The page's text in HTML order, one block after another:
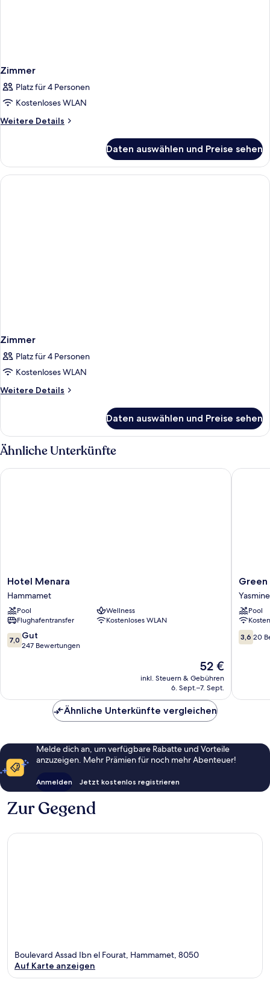
Zimmer
Platz für 4 Personen
Kostenloses WLAN
Weitere Details
Weitere
Daten auswählen und Preise sehen
Zimmer
Platz für 4 Personen
Kostenloses WLAN
Weitere Details
Weitere
Daten auswählen und Preise sehen
Ähnliche Unterkünfte
Hotel
Menara
Hammamet
Hotel Menara
Hammamet
Pool
Wellness
Flughafentransfer
Kostenloses WLAN
7.0
von
7,0 Gut
247 Bewertungen
Der
Preis
beträgt
52 €
inkl. Steuern & Gebühren
6. Sept.–7. Sept.
Hotel Menara
Green
Golf
Yasmine
Pool
3.6
von
3,6 20
Green
Ähnliche Unterkünfte vergleichen
Melde dich an, um verfügbare Rabatte und Vorteile
anzuzeigen. Mehr Prämien für noch mehr Abenteuer!
Anmelden Jetzt kostenlos registrieren
Zur Gegend
Boulevard Assad Ibn el Fourat, Hammamet, 8050
Auf Karte anzeigen